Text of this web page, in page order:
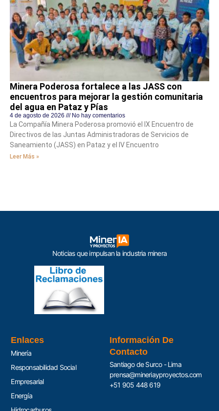
Minera Poderosa fortalece a las JASS con
encuentros para mejorar la gestión comunitaria
del agua en Pataz y Pías
4 de agosto de 2026 No hay comentarios
La Compañía Minera Poderosa promovió el IX Encuentro de
Directivos de las Juntas Administradoras de Servicios de
Saneamiento (JASS) en Pataz y el IV Encuentro
Leer Más »
Noticias que impulsan la industria minera
Enlaces
Minería
Responsabilidad Social
Empresarial
Energía
Información De
Contacto
Santiago de Surco - Lima
prensa@mineriayproyectos.com
+51 905 448 619